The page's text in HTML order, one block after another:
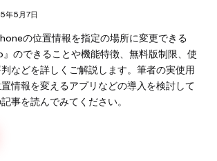
年5月7日
の位置情報を指定の場所に変更できる
』のできることや機能特徴、無料版制限、使
などを詳しくご解説します。筆者の実使用
情報を変えるアプリなどの導入を検討して
事を読んでみてください。